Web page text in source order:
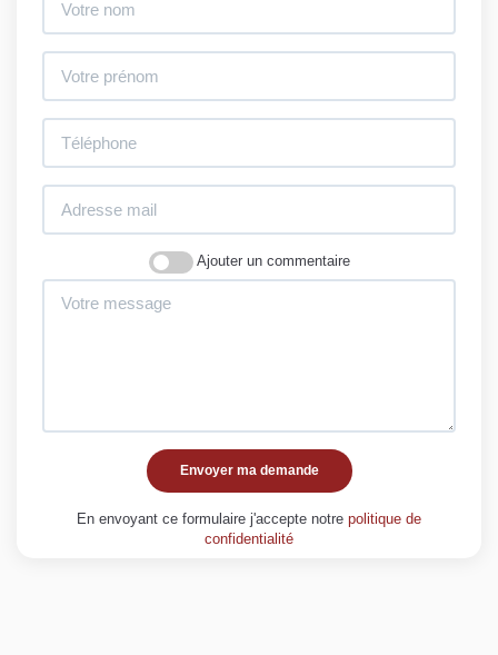
Ajouter un commentaire
Envoyer ma demande
En envoyant ce formulaire j'accepte notre politique de
confidentialité